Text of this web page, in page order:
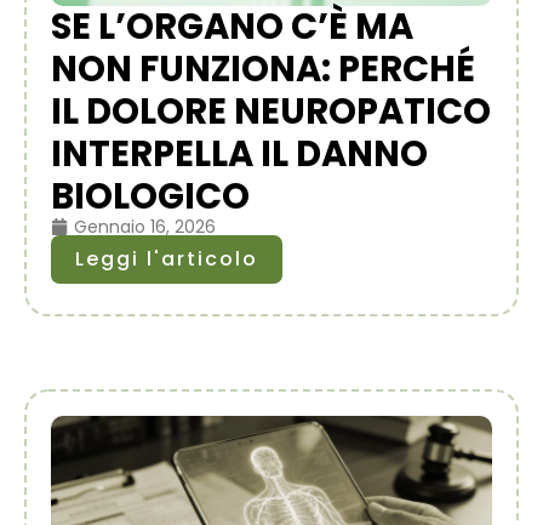
SE L’ORGANO C’È MA
NON FUNZIONA: PERCHÉ
IL DOLORE NEUROPATICO
INTERPELLA IL DANNO
BIOLOGICO
Gennaio 16, 2026
Leggi l'articolo